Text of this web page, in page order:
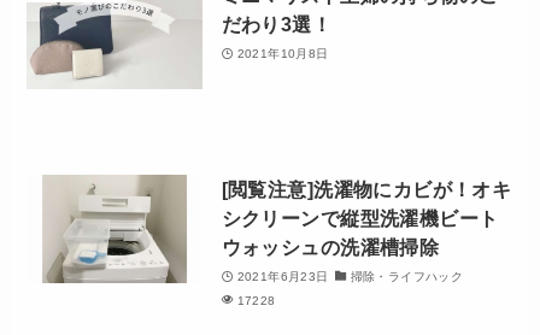
だわり3選！
2021年10月8日
[閲覧注意]洗濯物にカビが！オキ
シクリーンで縦型洗濯機ビート
ウォッシュの洗濯槽掃除
2021年6月23日
掃除・ライフハック
17228